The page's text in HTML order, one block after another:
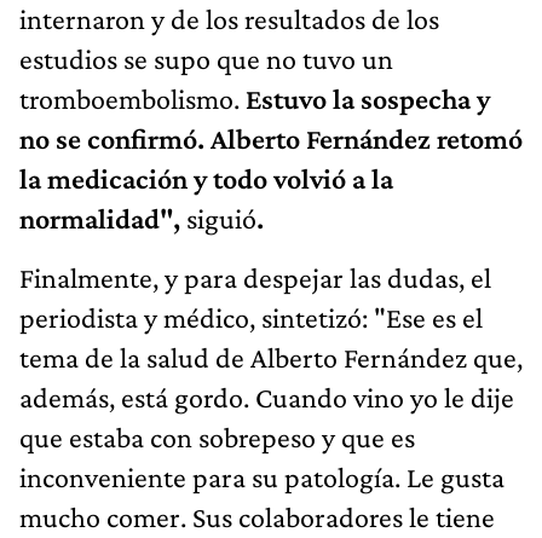
internaron y de los resultados de los
estudios se supo que no tuvo un
tromboembolismo. Estuvo la sospecha y
no se confirmó. Alberto Fernández retomó
la medicación y todo volvió a la
normalidad", siguió.
Finalmente, y para despejar las dudas, el
periodista y médico, sintetizó: "Ese es el
tema de la salud de Alberto Fernández que,
además, está gordo. Cuando vino yo le dije
que estaba con sobrepeso y que es
inconveniente para su patología. Le gusta
mucho comer. Sus colaboradores le tiene